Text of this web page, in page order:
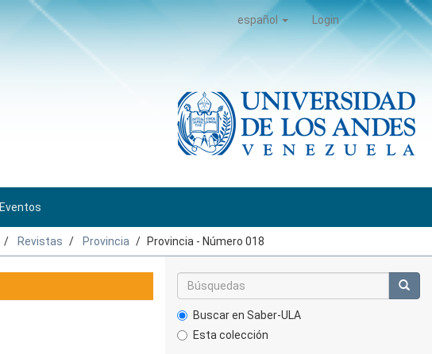
español Login
Eventos
Revistas Provincia Provincia - Número 018
Buscar en Saber-ULA
Esta colección